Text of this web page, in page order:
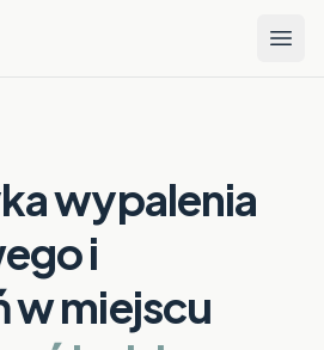
wypalenia
i
w miejscu